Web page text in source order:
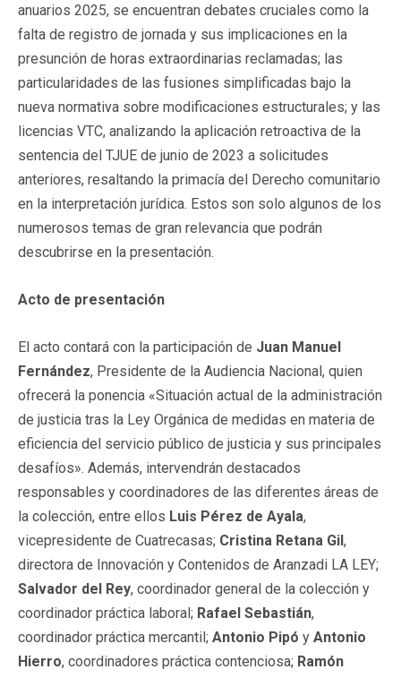
anuarios 2025, se encuentran debates cruciales como la
falta de registro de jornada y sus implicaciones en la
presunción de horas extraordinarias reclamadas; las
particularidades de las fusiones simplificadas bajo la
nueva normativa sobre modificaciones estructurales; y las
licencias VTC, analizando la aplicación retroactiva de la
sentencia del TJUE de junio de 2023 a solicitudes
anteriores, resaltando la primacía del Derecho comunitario
en la interpretación jurídica. Estos son solo algunos de los
numerosos temas de gran relevancia que podrán
descubrirse en la presentación.
Acto de presentación
El acto contará con la participación de Juan Manuel
Fernández, Presidente de la Audiencia Nacional, quien
ofrecerá la ponencia «Situación actual de la administración
de justicia tras la Ley Orgánica de medidas en materia de
eficiencia del servicio público de justicia y sus principales
desafíos». Además, intervendrán destacados
responsables y coordinadores de las diferentes áreas de
la colección, entre ellos Luis Pérez de Ayala,
vicepresidente de Cuatrecasas; Cristina Retana Gil,
directora de Innovación y Contenidos de Aranzadi LA LEY;
Salvador del Rey, coordinador general de la colección y
coordinador práctica laboral; Rafael Sebastián,
coordinador práctica mercantil; Antonio Pipó y Antonio
Hierro, coordinadores práctica contenciosa; Ramón